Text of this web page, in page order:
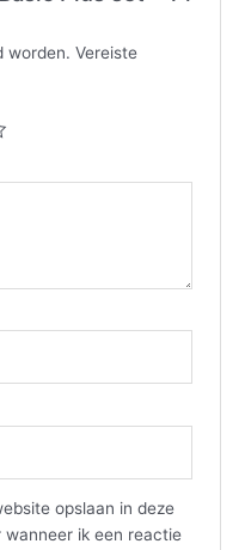
worden. Vereiste
opslaan in deze
ik een reactie